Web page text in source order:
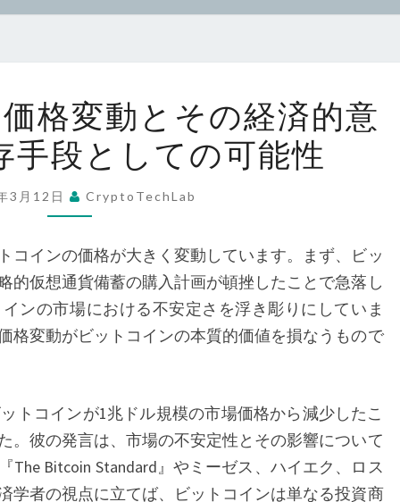
ッ
ト
コ
イ
の
価
格
変
そ
の
経
済
格変動とその経済的意
手段としての可能性
3月12日 CryptoTechLab
インの価格が大きく変動しています。まず、ビッ
的仮想通貨備蓄の購入計画が頓挫したことで急落し
ンの市場における不安定さを浮き彫りにしていま
格変動がビットコインの本質的価値を損なうもので
トコインが1兆ドル規模の市場価格から減少したこ
。彼の発言は、市場の不安定性とその影響について
The Bitcoin Standard』やミーゼス、ハイエク、ロス
学者の視点に立てば、ビットコインは単なる投資商